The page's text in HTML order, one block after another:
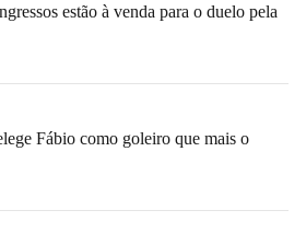
estão à venda para o duelo pela
Fábio como goleiro que mais o